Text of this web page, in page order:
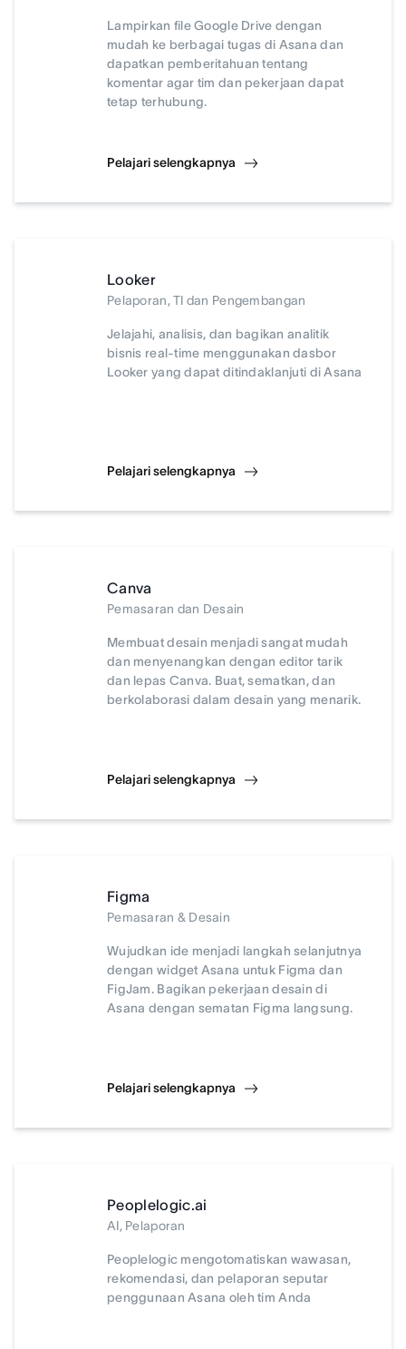
Lampirkan file Google Drive dengan
mudah ke berbagai tugas di Asana dan
dapatkan pemberitahuan tentang
komentar agar tim dan pekerjaan dapat
tetap terhubung.
Pelajari selengkapnya
Looker
Pelaporan, TI dan Pengembangan
Jelajahi, analisis, dan bagikan analitik
bisnis real-time menggunakan dasbor
Looker yang dapat ditindaklanjuti di Asana
Pelajari selengkapnya
Canva
Pemasaran dan Desain
Membuat desain menjadi sangat mudah
dan menyenangkan dengan editor tarik
dan lepas Canva. Buat, sematkan, dan
berkolaborasi dalam desain yang menarik.
Pelajari selengkapnya
Figma
Pemasaran & Desain
Wujudkan ide menjadi langkah selanjutnya
dengan widget Asana untuk Figma dan
FigJam. Bagikan pekerjaan desain di
Asana dengan sematan Figma langsung.
Pelajari selengkapnya
Peoplelogic.ai
AI, Pelaporan
Peoplelogic mengotomatiskan wawasan,
rekomendasi, dan pelaporan seputar
penggunaan Asana oleh tim Anda